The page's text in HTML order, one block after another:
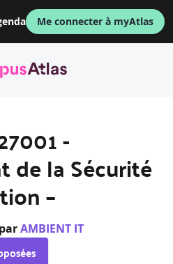
Me connecter à myAtlas
-
de la Sécurité
–
parAMBIENT IT